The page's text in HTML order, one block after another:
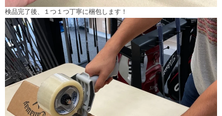
検品完了後、１つ１つ丁寧に梱包します！